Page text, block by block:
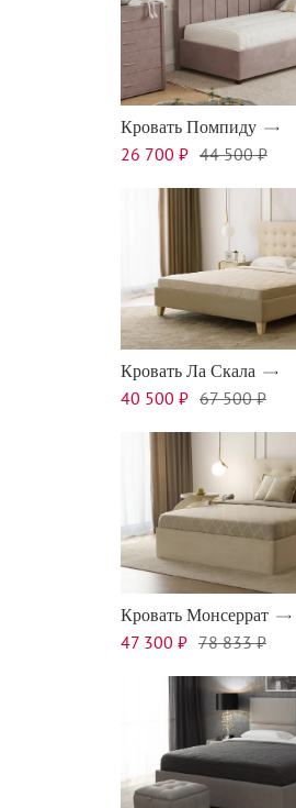
Кровать Помпиду
26 700 ₽ 44 500 ₽
Кровать Ла Скала
40 500 ₽ 67 500 ₽
Кровать Монсеррат
47 300 ₽ 78 833 ₽